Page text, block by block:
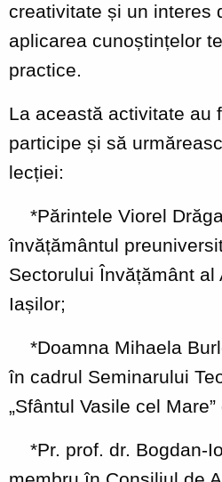
creativitate și un interes
aplicarea cunoștințelor
practice.
La această activitate au
participe și să
lecției:
*Părintele Viorel
învățământul
Sectorului Învățământ al
Iașilor;
*Doamna Mihaela
în cadrul Seminarului
„Sfântul Vasile cel
*Pr. prof. dr. Bogdan-